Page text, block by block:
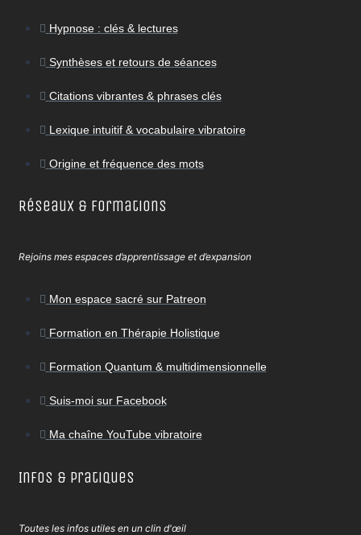
Hypnose : clés & lectures
Synthèses et retours de séances
Citations vibrantes & phrases clés
Lexique intuitif & vocabulaire vibratoire
Origine et fréquence des mots
Réseaux & Formations
Rejoins mes espaces d’apprentissage et d’expansion
Mon espace sacré sur Patreon
Formation en Thérapie Holistique
Formation Quantum & multidimensionnelle
Suis-moi sur Facebook
Ma chaîne YouTube vibratoire
Infos & Pratiques
Toutes les infos utiles en un clin d'œil